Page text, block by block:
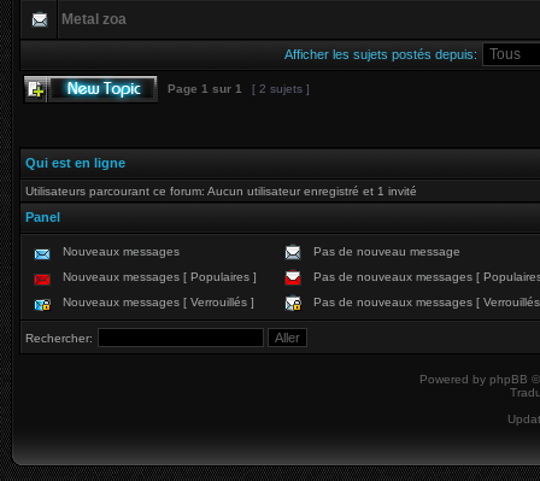
Metal zoa
Afficher les sujets postés depuis:
Page 1 sur 1 [ 2 sujets ]
Qui est en ligne
Utilisateurs parcourant ce forum: Aucun utilisateur enregistré et 1 invité
Panel
Nouveaux messages
Pas de nouveau message
Nouveaux messages [ Populaires ]
Pas de nouveaux messages [
Nouveaux messages [ Verrouillés ]
Pas de nouveaux messages [
Rechercher:
Powered by phpBB